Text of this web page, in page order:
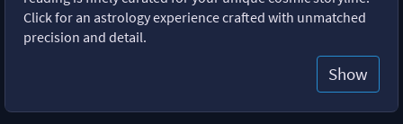
Click for an astrology experience crafted with unmatched
precision and detail.
Show